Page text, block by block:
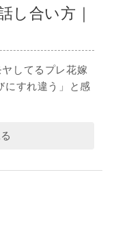
し合い方｜
してるプレ花嫁
にすれ違う」と感